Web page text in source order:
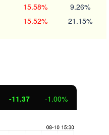
15.58% 9.26%
15.52% 21.15%
-11.37 -1.00%